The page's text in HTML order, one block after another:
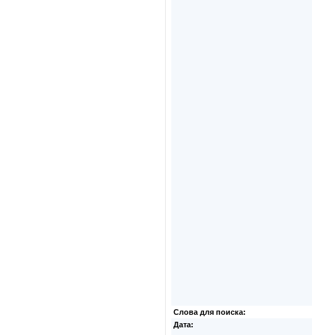
Слова для поиска:
Дата: